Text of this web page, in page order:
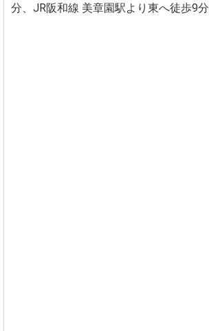
分、JR阪和線 美章園駅より東へ徒歩9分